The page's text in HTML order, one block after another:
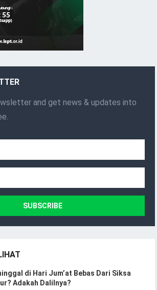
and get news & updates into
di Hari Jum’at Bebas Dari Siksa
Adakah Dalilnya?